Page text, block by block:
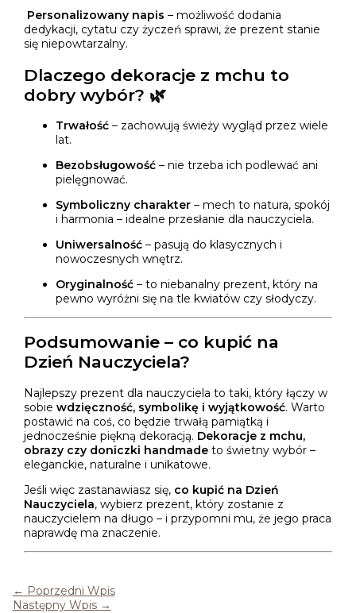
Personalizowany napis – możliwość dodania
dedykacji, cytatu czy życzeń sprawi, że prezent stanie
się niepowtarzalny.
Dlaczego dekoracje z mchu to
dobry wybór? 🌿
Trwałość– zachowują świeży wygląd przez wiele
lat.
Bezobsługowość– nie trzeba ich podlewać ani
pielęgnować.
Symboliczny charakter– mech to natura, spokój
i harmonia – idealne przesłanie dla nauczyciela.
Uniwersalność– pasują do klasycznych i
nowoczesnych wnętrz.
Oryginalność– to niebanalny prezent, który na
pewno wyróżni się na tle kwiatów czy słodyczy.
Podsumowanie – co kupić na
Dzień Nauczyciela?
Najlepszy prezent dla nauczyciela to taki, który łączy w
sobie wdzięczność, symbolikę i wyjątkowość. Warto
postawić na coś, co będzie trwałą pamiątką i
jednocześnie piękną dekoracją. Dekoracje z mchu,
obrazy czy doniczki handmadeto świetny wybór –
eleganckie, naturalne i unikatowe.
Jeśli więc zastanawiasz się, co kupić na Dzień
Nauczyciela, wybierz prezent, który zostanie z
nauczycielem na długo – i przypomni mu, że jego praca
naprawdę ma znaczenie.
← Poprzedni Wpis
Następny Wpis →